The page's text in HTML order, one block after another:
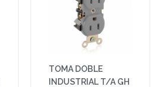
TOMA DOBLE
INDUSTRIAL T/A GH